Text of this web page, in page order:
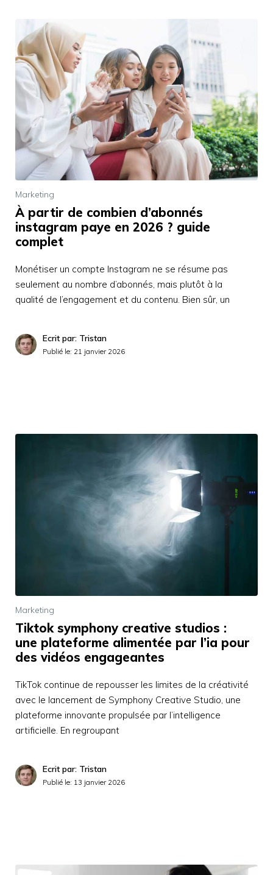
Marketing
À partir de combien d’abonnés
instagram paye en 2026 ? guide
complet
Monétiser un compte Instagram ne se résume pas
seulement au nombre d’abonnés, mais plutôt à la
qualité de l’engagement et du contenu. Bien sûr, un
Ecrit par: Tristan
Publié le: 21 janvier 2026
Marketing
Tiktok symphony creative studios :
une plateforme alimentée par l’ia pour
des vidéos engageantes
TikTok continue de repousser les limites de la créativité
avec le lancement de Symphony Creative Studio, une
plateforme innovante propulsée par l’intelligence
artificielle. En regroupant
Ecrit par: Tristan
Publié le: 13 janvier 2026